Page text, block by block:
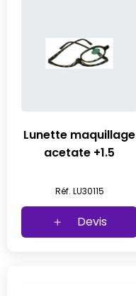
Lunette maquillage
acetate +1.5
Réf. LU30115
Devis